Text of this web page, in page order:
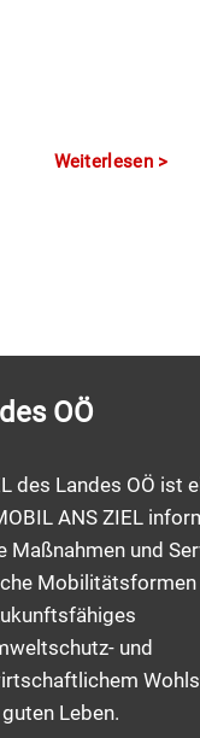
Weiterlesen
OÖ
des Landes OÖ ist
ANS ZIEL
und
Mobilitätsformen
und
Leben.